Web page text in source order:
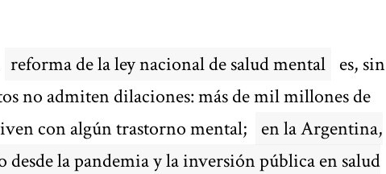
reforma de la ley nacional de salud mental es, sin
no admiten dilaciones: más de mil millones de
con algún trastorno mental;
en la Argentina,
desde la pandemia y la inversión pública en salud